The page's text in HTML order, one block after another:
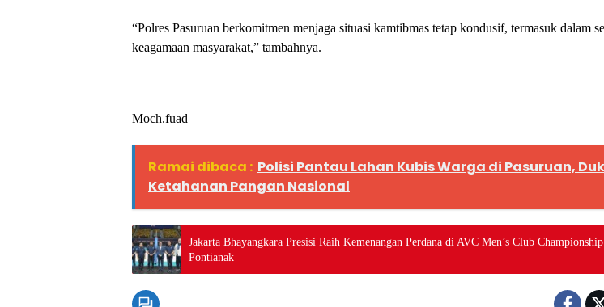
“Polres Pasuruan berkomitmen menjaga situasi kamtibmas tetap kondusif, termasuk dalam
keagamaan masyarakat,” tambahnya.
Moch.fuad
Ramai dibaca : Polisi Pantau Lahan Kubis Warga di Pasuruan,
Ketahanan Pangan Nasional
Jakarta Bhayangkara Presisi Raih Kemenangan Perdana di AVC Men’s Club
Pontianak